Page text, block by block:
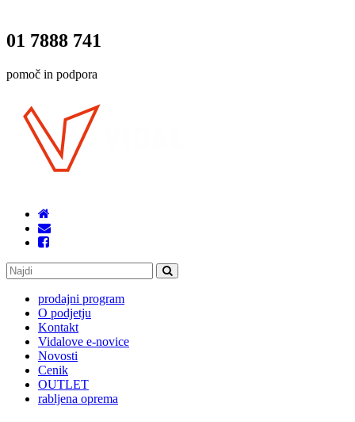
01 7888 741
pomoč in podpora
prodajni program
O podjetju
Kontakt
Vidalove e-novice
Novosti
Cenik
OUTLET
rabljena oprema